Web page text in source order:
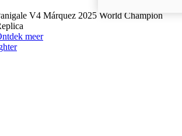
V4 Márquez 2025 World Champion
meer